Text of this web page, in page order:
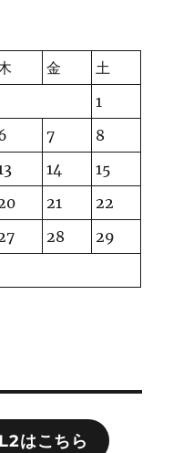
金
土
1
7
8
14
15
21
22
28
29
はこちら